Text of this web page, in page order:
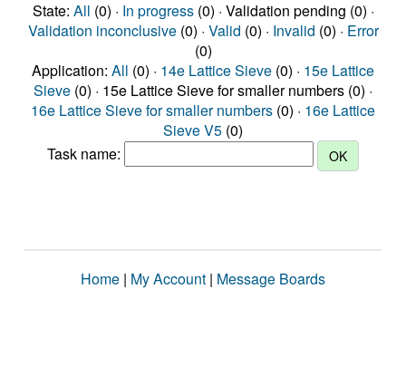
State: All (0) · In progress(0) · Validation pending (0) ·
Validation inconclusive(0) · Valid (0) · Invalid (0) · Error
(0)
Application: All (0) · 14e Lattice Sieve (0) · 15e Lattice
Sieve (0) · 15e Lattice Sieve for smaller numbers (0) ·
16e Lattice Sieve for smaller numbers (0) · 16e Lattice
Sieve V5 (0)
Task name:
Home | My Account | Message Boards